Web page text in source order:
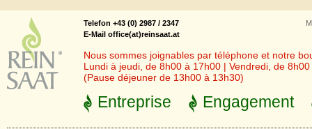
Telefon +43 (0) 2987 / 2347
E-Mail office(at)reinsaat.at
Nous sommes joignables par téléphone et notre
Lundi à jeudi, de 8h00 à 17h00 | Vendredi, de
(Pause déjeuner de 13h00 à 13h30)
Entreprise Engagement